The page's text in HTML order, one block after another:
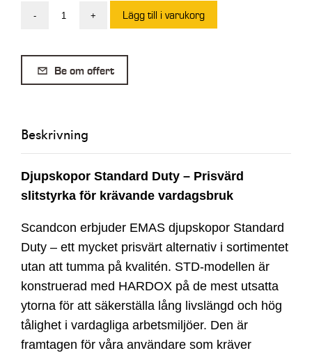
-
Djupskopa
145L
-
500mm
-
S40
+ Lägg till i varukorg
Be om offert
Beskrivning
Djupskopor Standard Duty – Prisvärd
slitstyrka för krävande vardagsbruk
Scandcon erbjuder EMAS djupskopor Standard
Duty – ett mycket prisvärt alternativ i sortimentet
utan att tumma på kvalitén. STD-modellen är
konstruerad med HARDOX på de mest utsatta
ytorna för att säkerställa lång livslängd och hög
tålighet i vardagliga arbetsmiljöer. Den är
framtagen för våra användare som kräver